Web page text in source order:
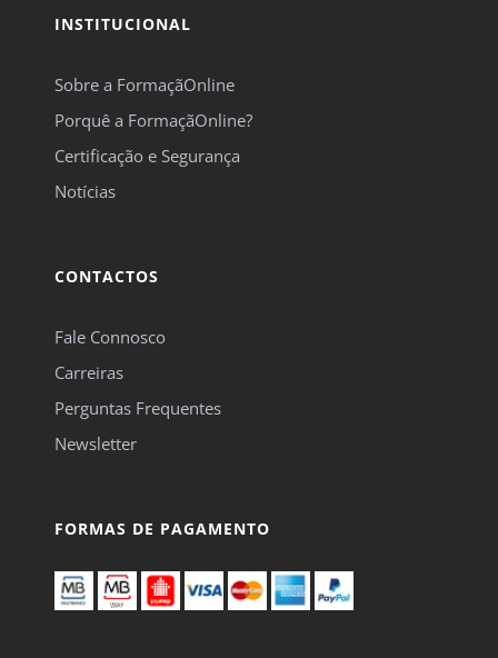
INSTITUCIONAL
Sobre a FormaçãOnline
Porquê a FormaçãOnline?
Certificação e Segurança
Notícias
CONTACTOS
Fale Connosco
Carreiras
Perguntas Frequentes
Newsletter
FORMAS DE PAGAMENTO